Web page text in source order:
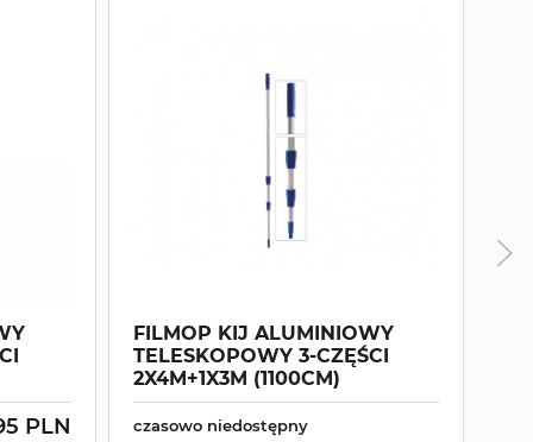
PLN
FILMOP KIJ ALUMINIOWY
TELESKOPOWY 3-CZĘŚCI
2X4M+1X3M (1100CM)
czasowo niedostępny